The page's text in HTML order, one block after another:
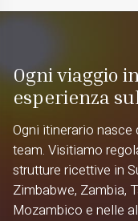
Ogni viaggio
esperienza
Ogni itinerario
team. Visitiamo
strutture ricettive in
Zimbabwe, Zambia,
Mozambico e nelle